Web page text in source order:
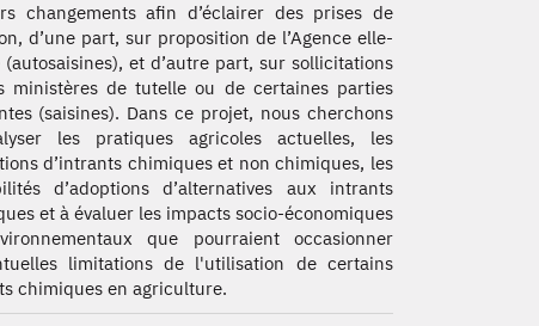
changements afin d’éclairer des prises de
d’une part, sur proposition de l’Agence elle-
(autosaisines), et d’autre part, sur sollicitations
ministères de tutelle ou de certaines parties
(saisines). Dans ce projet, nous cherchons
les pratiques agricoles actuelles, les
d’intrants chimiques et non chimiques, les
d’adoptions d’alternatives aux intrants
et à évaluer les impacts socio-économiques
que pourraient occasionner
limitations de l'utilisation de certains
chimiques en agriculture.